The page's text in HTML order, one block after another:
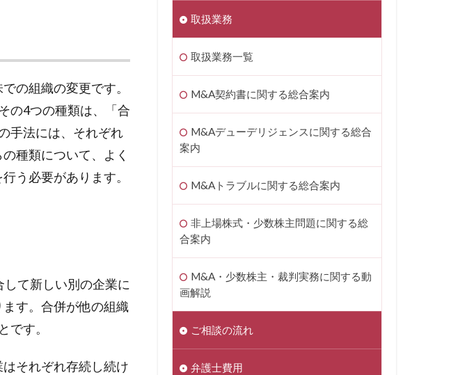
の組織の変更です。
の4つの種類は、「合
手法には、それぞれ
種類について、よく
う必要があります。
て新しい別の企業に
す。合併が他の組織
です。
それぞれ存続し続け
取扱業務
取扱業務一覧
M&A契約書に関する総合案内
M&Aデューデリジェンスに関する総合
案内
M&Aトラブルに関する総合案内
非上場株式・少数株主問題に関する総
合案内
M&A・少数株主・裁判実務に関する動
画解説
ご相談の流れ
弁護士費用